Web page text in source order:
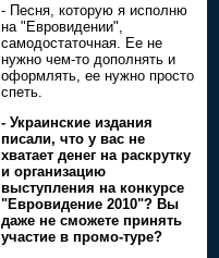
- Песня, которую я исполню
на "Евровидении",
самодостаточная. Ее не
нужно чем-то дополнять и
оформлять, ее нужно просто
спеть.
- Украинские издания
писали, что у вас не
хватает денег на раскрутку
и организацию
выступления на конкурсе
"Евровидение 2010"? Вы
даже не сможете принять
участие в промо-туре?